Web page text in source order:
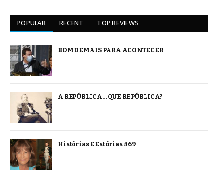
POPULAR RECENT TOP REVIEWS
BOM DEMAIS PARA ACONTECER
A REPÚBLICA… QUE REPÚBLICA?
Histórias E Estórias #69